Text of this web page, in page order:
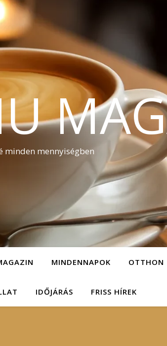
minden mennyiségben
MINDENNAPOK OTTHON
IDŐJÁRÁS FRISS HÍREK